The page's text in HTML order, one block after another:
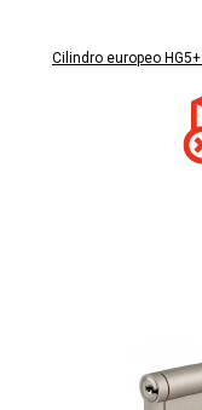
Cilindro europeo